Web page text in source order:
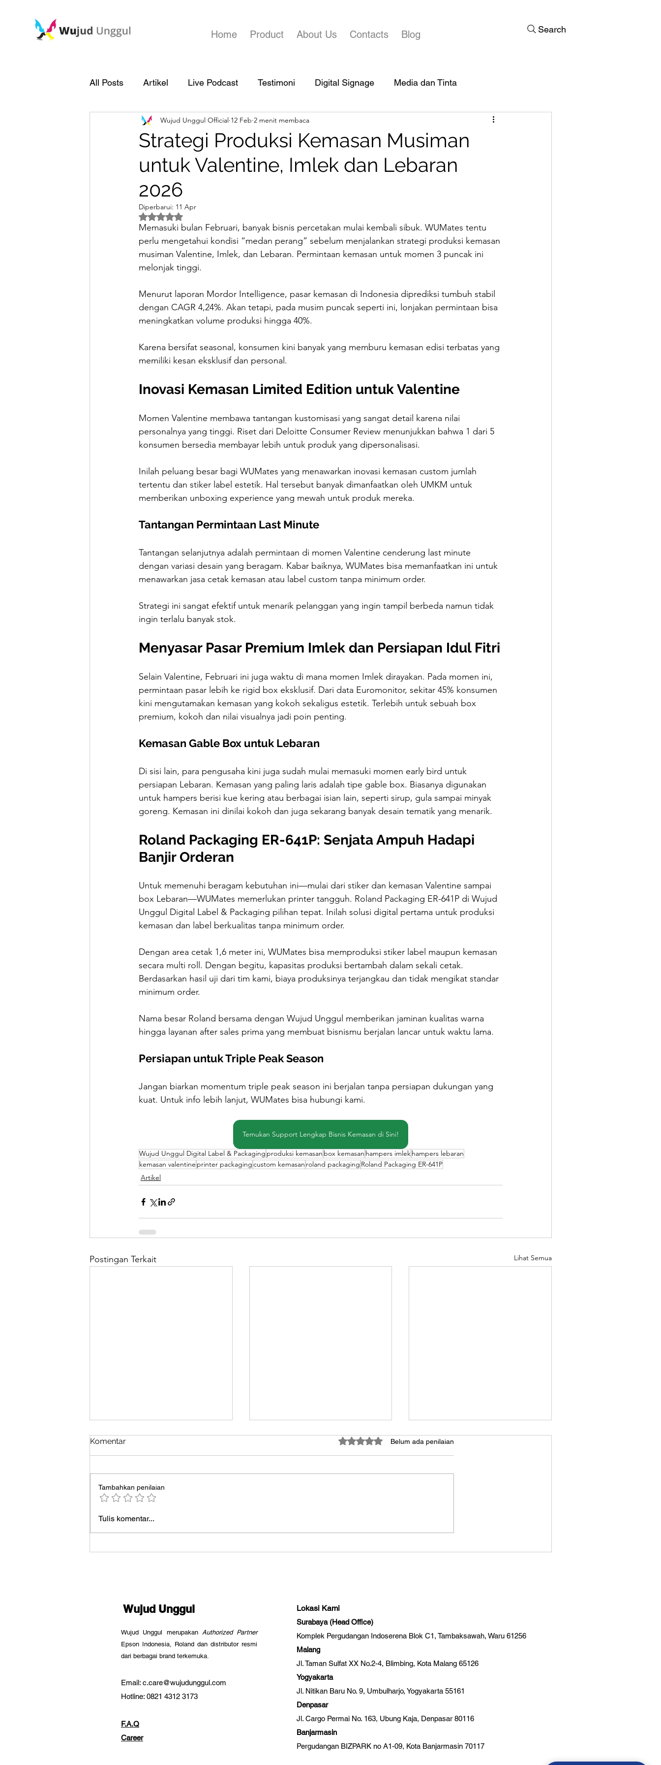
Home Product About Us Contacts Blog Search
All Posts Artikel Live Podcast Testimoni Digital Signage Media dan Tinta
Strategi Produksi Kemasan Musiman
untuk Valentine, Imlek dan Lebaran
2026
Wujud Unggul Official 12 Feb 2 menit membaca
Diperbarui: 11 Apr
Dinilai NaN dari 5 bintang.
Memasuki bulan Februari, banyak bisnis percetakan mulai kembali sibuk. WUMates tentu
perlu mengetahui kondisi “medan perang” sebelum menjalankan strategi produksi kemasan
musiman Valentine, Imlek, dan Lebaran. Permintaan kemasan untuk momen 3 puncak ini
melonjak tinggi.
Menurut laporan Mordor Intelligence, pasar kemasan di Indonesia diprediksi tumbuh stabil
dengan CAGR 4,24%. Akan tetapi, pada musim puncak seperti ini, lonjakan permintaan bisa
meningkatkan volume produksi hingga 40%.
Karena bersifat seasonal, konsumen kini banyak yang memburu kemasan edisi terbatas yang
memiliki kesan eksklusif dan personal.
Inovasi Kemasan Limited Edition untuk Valentine
Momen Valentine membawa tantangan kustomisasi yang sangat detail karena nilai
personalnya yang tinggi. Riset dari Deloitte Consumer Review menunjukkan bahwa 1 dari 5
konsumen bersedia membayar lebih untuk produk yang dipersonalisasi.
Inilah peluang besar bagi WUMates yang menawarkan inovasi kemasan custom jumlah
tertentu dan stiker label estetik. Hal tersebut banyak dimanfaatkan oleh UMKM untuk
memberikan unboxing experience yang mewah untuk produk mereka.
Tantangan Permintaan Last Minute
Tantangan selanjutnya adalah permintaan di momen Valentine cenderung last minute
dengan variasi desain yang beragam. Kabar baiknya, WUMates bisa memanfaatkan ini untuk
menawarkan jasa cetak kemasan atau label custom tanpa minimum order.
Strategi ini sangat efektif untuk menarik pelanggan yang ingin tampil berbeda namun tidak
ingin terlalu banyak stok.
Menyasar Pasar Premium Imlek dan Persiapan Idul Fitri
Selain Valentine, Februari ini juga waktu di mana momen Imlek dirayakan. Pada momen ini,
permintaan pasar lebih ke rigid box eksklusif. Dari data Euromonitor, sekitar 45% konsumen
kini mengutamakan kemasan yang kokoh sekaligus estetik. Terlebih untuk sebuah box
premium, kokoh dan nilai visualnya jadi poin penting.
Kemasan Gable Box untuk Lebaran
Di sisi lain, para pengusaha kini juga sudah mulai memasuki momen early bird untuk
persiapan Lebaran. Kemasan yang paling laris adalah tipe gable box. Biasanya digunakan
untuk hampers berisi kue kering atau berbagai isian lain, seperti sirup, gula sampai minyak
goreng. Kemasan ini dinilai kokoh dan juga sekarang banyak desain tematik yang menarik.
Roland Packaging ER-641P: Senjata Ampuh Hadapi
Banjir Orderan
Untuk memenuhi beragam kebutuhan ini—mulai dari stiker dan kemasan Valentine sampai
box Lebaran—WUMates memerlukan printer tangguh. Roland Packaging ER-641P di Wujud
Unggul Digital Label & Packaging pilihan tepat. Inilah solusi digital pertama untuk produksi
kemasan dan label berkualitas tanpa minimum order.
Dengan area cetak 1,6 meter ini, WUMates bisa memproduksi stiker label maupun kemasan
secara multi roll. Dengan begitu, kapasitas produksi bertambah dalam sekali cetak.
Berdasarkan hasil uji dari tim kami, biaya produksinya terjangkau dan tidak mengikat standar
minimum order.
Nama besar Roland bersama dengan Wujud Unggul memberikan jaminan kualitas warna
hingga layanan after sales prima yang membuat bisnismu berjalan lancar untuk waktu lama.
Persiapan untuk Triple Peak Season
Jangan biarkan momentum triple peak season ini berjalan tanpa persiapan dukungan yang
kuat. Untuk info lebih lanjut, WUMates bisa hubungi kami.
Temukan Support Lengkap Bisnis Kemasan di Sini!
Wujud Unggul Digital Label & Packaging produksi kemasan box kemasan hampers imlekhampers lebaran
kemasan valentine printer packagingcustom kemasan roland packaging Roland Packaging ER-641P
Artikel
Postingan Terkait Lihat Semua
Ketika Kualitas Material Jadi
Komentar Dinilai 0 dari 5 bintang.
Belum ada penilaian
Tambahkan penilaian
Tulis komentar...
Wujud Unggul
Wujud Unggul merupakan Authorized Partner
Epson Indonesia, Roland dan distributor resmi
dari berbagai brand terkemuka.
Email: c.care@wujudunggul.com
Hotline: 0821 4312 3173
F.A.Q
Career
Lokasi Kami
Surabaya (Head Office)
Komplek Pergudangan Indoserena Blok C1, Tambaksawah, Waru 61256
Malang
Jl. Taman Sulfat XX No.2-4, Blimbing, Kota Malang 65126
Yogyakarta
Jl. Nitikan Baru No. 9, Umbulharjo, Yogyakarta 55161
Denpasar
Jl. Cargo Permai No. 163, Ubung Kaja, Denpasar 80116
Banjarmasin
Pergudangan BIZPARK no A1-09, Kota Banjarmasin 70117